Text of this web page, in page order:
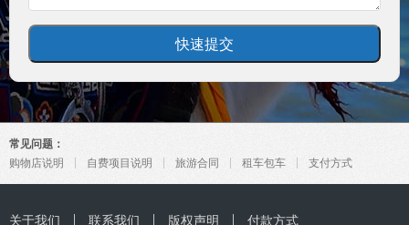
常见问题：
购物店说明
自费项目说明 旅游合同 租车包车 支付方式
关于我们 联系我们 版权声明 付款方式